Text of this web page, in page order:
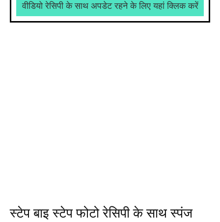
वीडियो रेसिपी के साथ अपडेट रहने के लिए यहां क्लिक करें
स्टेप बाइ स्टेप फोटो रेसिपी के साथ स्पंज